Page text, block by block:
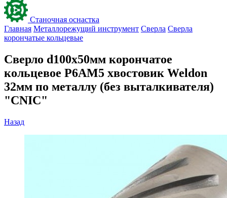
Станочная оснастка
Главная Металлорежущий инструмент Сверла Сверла
корончатые кольцевые
Сверло d100х50мм корончатое
кольцевое Р6АМ5 хвостовик Weldon
32мм по металлу (без выталкивателя)
"CNIC"
Назад